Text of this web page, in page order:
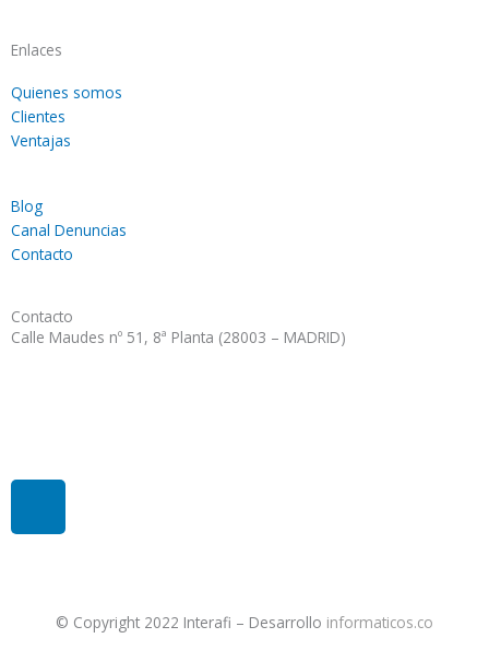
Enlaces
Quienes somos
Clientes
Ventajas
Blog
Canal Denuncias
Contacto
Contacto
Calle Maudes nº 51, 8ª Planta (28003 – MADRID)
L
n
© Copyright 2022 Interafi – Desarrollo informaticos.co